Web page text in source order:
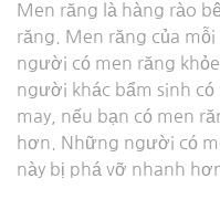
Men răng là hàng rào
răng. Men răng của
người có men răng
người khác bẩm sinh
may, nếu bạn có men
hơn. Những người có
này bị phá vỡ nhanh